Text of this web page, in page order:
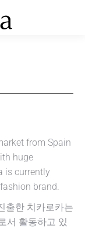
from Spain
huge
is currently
brand.
출한 치카로카는
서 활동하고 있